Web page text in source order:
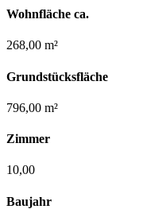
Wohnfläche ca.
268,00 m²
Grundstücksfläche
796,00 m²
Zimmer
10,00
Baujahr